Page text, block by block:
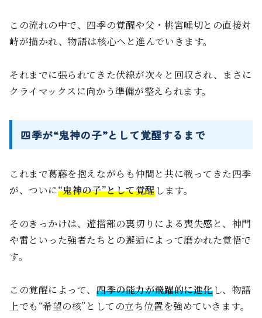
この流れの中で、四季の覚醒や父・桃宮唾切との直接対
峙が描かれ、物語は核心へと進んでいきます。
それまでに張られてきた伏線が次々と回収され、まさに
クライマックスに向かう準備が整えられます。
四季が“鬼神の子”として覚醒するまで
これまで葛藤を抱えながらも仲間と共に戦ってきた四季
が、ついに“鬼神の子”として覚醒します。
そのきっかけは、遊摺部の裏切りによる喪失感と、神門
や雷といった強者たちとの邂逅によって磨かれた覚悟で
す。
この覚醒によって、四季の能力が飛躍的に進化し、物語
上でも“希望の核”としての立ち位置を強めていきます。